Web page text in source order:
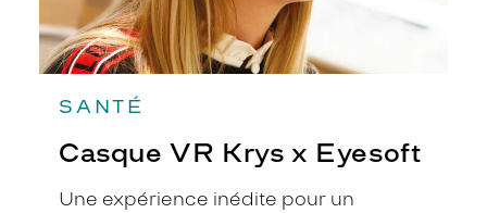
SANTÉ
Casque VR Krys x Eyesoft
Une expérience inédite pour un